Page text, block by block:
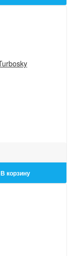
В корзину